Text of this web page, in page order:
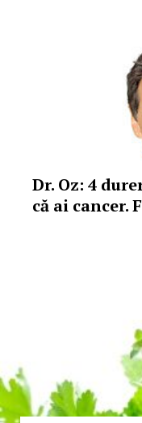
Dr. Oz: 4
că ai cancer.